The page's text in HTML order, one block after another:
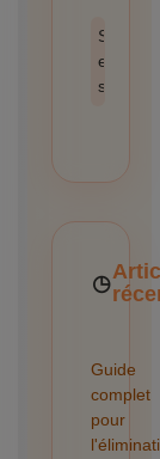
Santé
et
sécurité
Guide
complet
pour